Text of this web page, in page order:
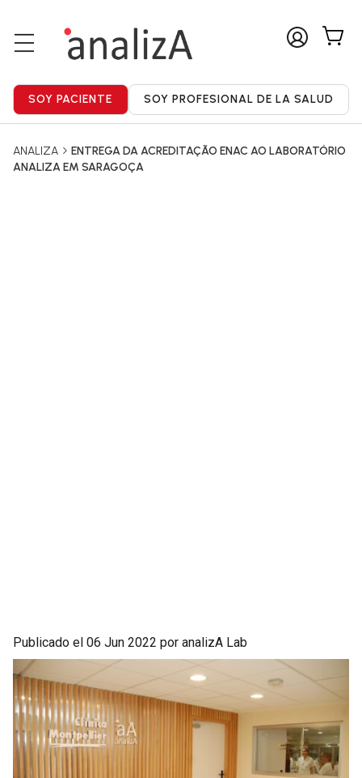
ANALIZA
ENTREGA DA ACREDITAÇÃO ENAC AO LABORATÓRIO
ANALIZA EM SARAGOÇA
Publicado el 06 Jun 2022 por analizA Lab